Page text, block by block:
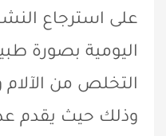
على استرجاع
اليومية بصورة
التخلص من
وذلك حيث يقدم